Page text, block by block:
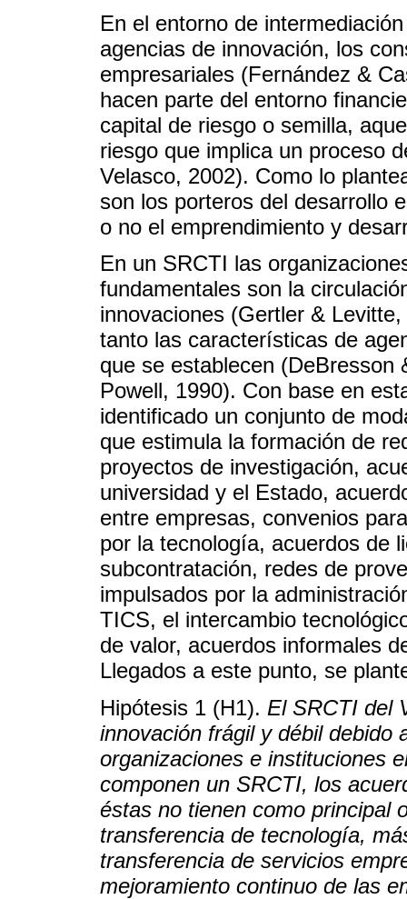
En el entorno de
agencias de innovación, los
empresariales (Fernández &
hacen parte del entorno
capital de riesgo o semilla,
riesgo que implica un proceso
Velasco, 2002). Como lo
son los porteros del desarrollo
o no el emprendimiento y
En un SRCTI las
fundamentales son la
innovaciones (Gertler &
tanto las características de
que se establecen
Powell, 1990). Con base en
identificado un conjunto de
que estimula la formación de
proyectos de investigación,
universidad y el Estado,
entre empresas, convenios
por la tecnología, acuerdos de
subcontratación, redes de
impulsados por la
TICS, el intercambio
de valor, acuerdos informales
Llegados a este punto, se
Hipótesis 1 (H1). El SRCTI del
innovación frágil y débil debido
organizaciones e instituciones
componen un SRCTI, los
éstas no tienen como principal
transferencia de tecnología,
transferencia de servicios
mejoramiento continuo de las